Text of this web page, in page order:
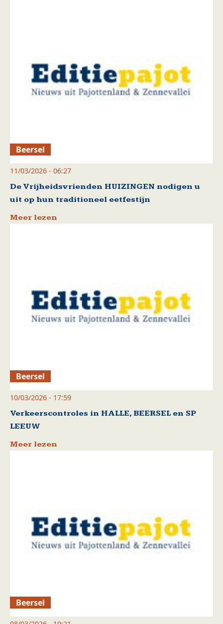
Beersel
11/03/2026 - 06:27
De Vrijheidsvrienden HUIZINGEN nodigen u
uit op hun traditioneel eetfestijn
Meer lezen
Beersel
10/03/2026 - 17:59
Verkeerscontroles in HALLE, BEERSEL en SP
LEEUW
Meer lezen
Beersel